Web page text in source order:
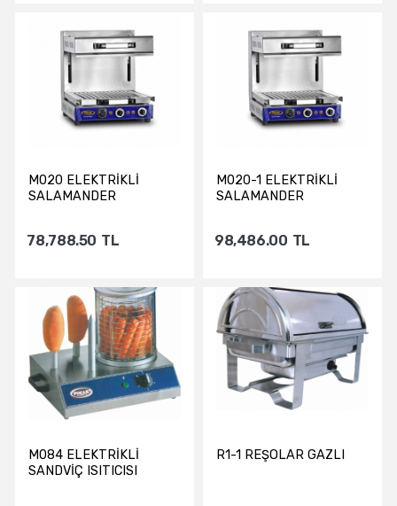
Sepete Ekle Sepete Ekle
M020 ELEKTRİKLİ
SALAMANDER
78,788.50 TL
Sepete Ekle
M020-1 ELEKTRİKLİ
SALAMANDER
98,486.00 TL
Sepete Ekle
M084 ELEKTRİKLİ
SANDVİÇ ISITICISI
R1-1 REŞOLAR GAZLI